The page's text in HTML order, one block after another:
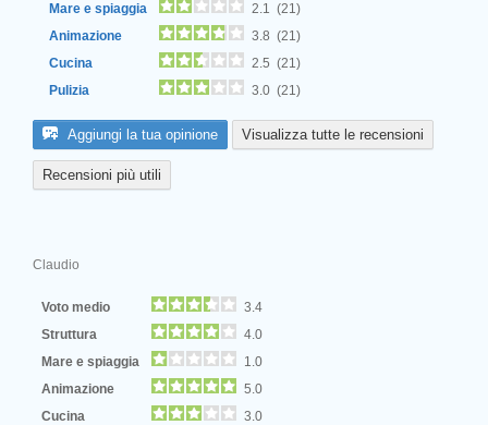
Mare e spiaggia
2.1 (21)
Animazione
3.8 (21)
Cucina
2.5 (21)
Pulizia
3.0 (21)
Aggiungi la tua opinione Visualizza tutte le recensioni
Recensioni più utili
Claudio
Voto medio
3.4
Struttura
4.0
Mare e spiaggia
1.0
Animazione
5.0
Cucina
3.0